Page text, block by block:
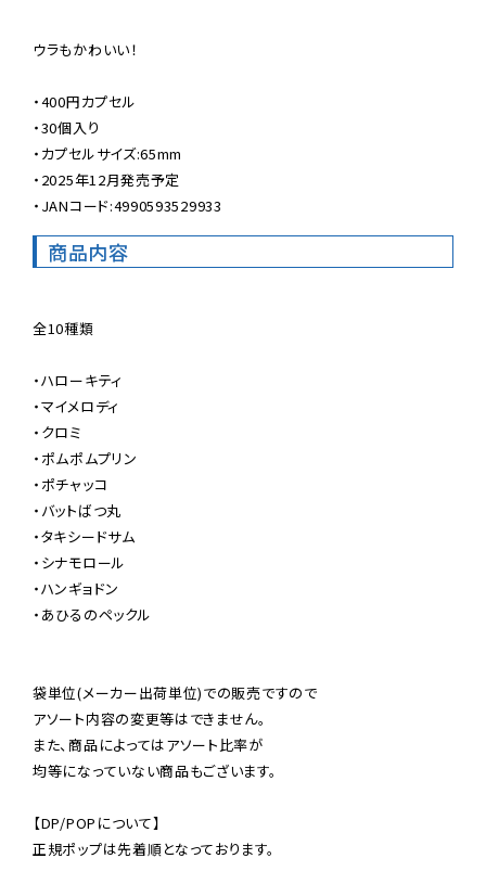
ウラもかわいい！
・400円カプセル
・30個入り
・カプセルサイズ:65mm
・2025年12月発売予定
・JANコード:4990593529933
商品内容
全10種類
・ハローキティ
・マイメロディ
・クロミ
・ポムポムプリン
・ポチャッコ
・バットばつ丸
・タキシードサム
・シナモロール
・ハンギョドン
・あひるのペックル
袋単位(メーカー出荷単位)での販売ですので
アソート内容の変更等はできません。
また、商品によってはアソート比率が
均等になっていない商品もございます。
【DP/POPについて】
正規ポップは先着順となっております。